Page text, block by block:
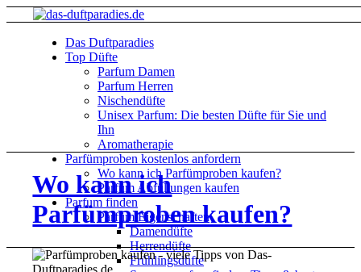
Das Duftparadies
Top Düfte
Parfum Damen
Parfum Herren
Nischendüfte
Unisex Parfum: Die besten Düfte für Sie und
Ihn
Aromatherapie
Parfümproben kostenlos anfordern
Wo kann ich Parfümproben kaufen?
Parfüm Abfüllungen kaufen
Parfum finden
Parfüm Eigenschaften
Damendüfte
Herrendüfte
Frühlingsdüfte
Wo kann ich
Parfümproben kaufen?